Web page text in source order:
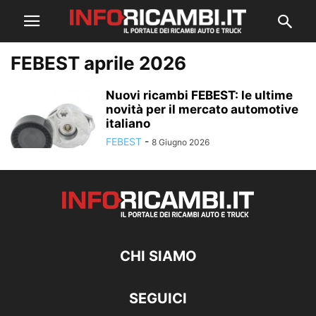
FEBEST aprile 2026
Nuovi ricambi FEBEST: le ultime
novità per il mercato automotive
italiano
FEBEST - 8 Giugno 2026
CHI SIAMO
SEGUICI